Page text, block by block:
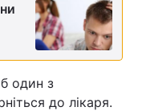
один з
до лікаря.